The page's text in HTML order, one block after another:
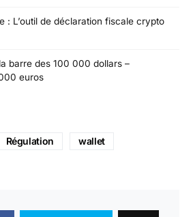
: L’outil de déclaration fiscale crypto
barre des 100 000 dollars –
euros
Régulation wallet